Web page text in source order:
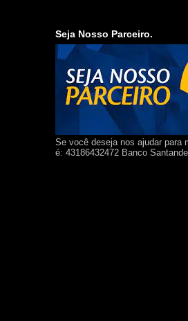
Seja Nosso Parceiro.
Se você deseja nos ajudar para
é: 43186432472 Banco